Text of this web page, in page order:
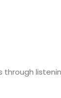
through